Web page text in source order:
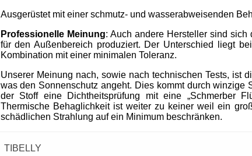
Ausgerüstet mit einer schmutz- und wasserabweisenden
Professionelle Meinung: Auch andere Hersteller sind
für den Außenbereich produziert. Der Unterschied liegt
Kombination mit einer minimalen Toleranz.
Unserer Meinung nach, sowie nach technischen Tests, ist
was den Sonnenschutz angeht. Dies kommt durch winzige
der Stoff eine Dichtheitsprüfung mit eine „Schmerber
Thermische Behaglichkeit ist weiter zu keiner weil ein
schädlichen Strahlung auf ein Minimum beschränken.
TIBELLY